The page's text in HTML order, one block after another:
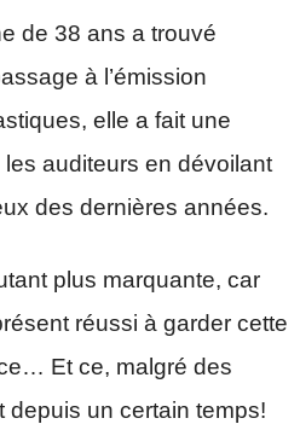
de 38 ans a trouvé
à l’émission
elle a fait une
auditeurs en dévoilant
des dernières années.
plus marquante, car
réussi à garder cette
Et ce, malgré des
depuis un certain temps!